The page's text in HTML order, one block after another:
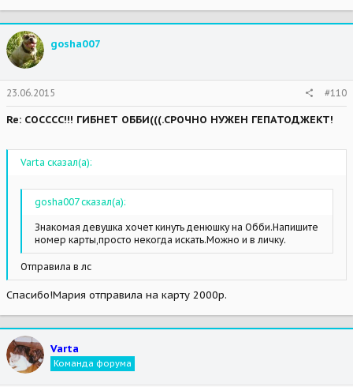
gosha007
23.06.2015 #110
Re: СОСССС!!! ГИБНЕТ ОББИ(((.СРОЧНО НУЖЕН ГЕПАТОДЖЕКТ!
Varta сказал(а):
gosha007 сказал(а):
Знакомая девушка хочет кинуть денюшку на Обби.Напишите
номер карты,просто некогда искать.Можно и в личку.
Отправила в лс
Спасибо!Мария отправила на карту 2000р.
Varta
Команда форума